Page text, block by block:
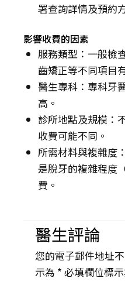
署查詢詳情及預約
影響收費的因素
服務類型：一般檢
齒矯正等不同項目
醫生專科：專科牙
高。
診所地點及規模：
收費可能不同。
所需材料與複雜度
是脫牙的複雜程度
費。
醫生評論
您的電子郵件地址
示為 * 必填欄位標